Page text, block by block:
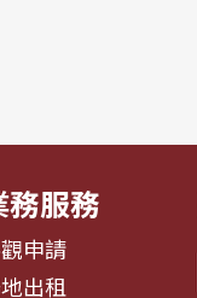
務服務
申請
出租